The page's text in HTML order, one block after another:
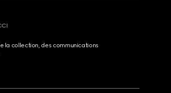
la collection, des communications